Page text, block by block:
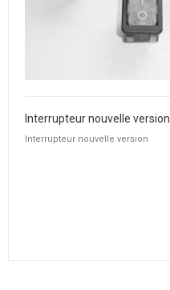
Interrupteur nouvelle version
Interrupteur nouvelle version